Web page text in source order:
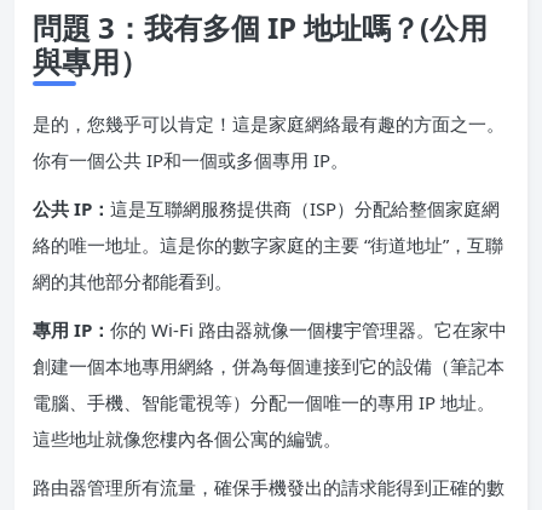
問題 3：我有多個 IP 地址嗎？(公用
與專用）
是的，您幾乎可以肯定！這是家庭網絡最有趣的方面之一。
你有一個公共 IP和一個或多個專用 IP。
公共 IP： 這是互聯網服務提供商（ISP）分配給整個家庭網
絡的唯一地址。這是你的數字家庭的主要 “街道地址”，互聯
網的其他部分都能看到。
專用 IP： 你的 Wi-Fi 路由器就像一個樓宇管理器。它在家中
創建一個本地專用網絡，併為每個連接到它的設備（筆記本
電腦、手機、智能電視等）分配一個唯一的專用 IP 地址。
這些地址就像您樓內各個公寓的編號。
路由器管理所有流量，確保手機發出的請求能得到正確的數